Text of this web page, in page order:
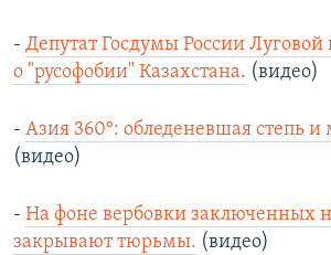
- Депутат Госдумы России
о "русофобии" Казахстана. (видео)
- Азия 360°: обледеневшая степь
(видео)
- На фоне вербовки заключенных
закрывают тюрьмы. (видео)